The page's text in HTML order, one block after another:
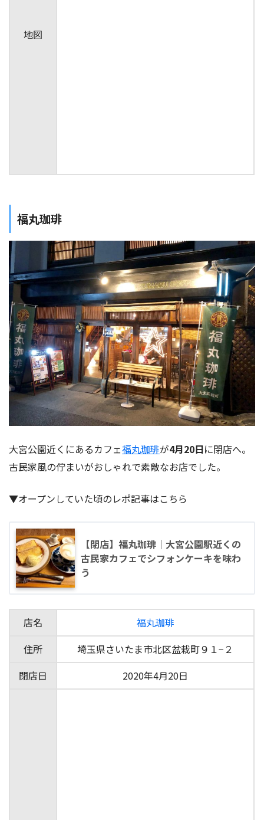
地図
福丸珈琲
大宮公園近くにあるカフェ福丸珈琲が4月20日に閉店へ。
古民家風の佇まいがおしゃれで素敵なお店でした。
▼オープンしていた頃のレポ記事はこちら
【閉店】福丸珈琲｜大宮公園駅近くの
古民家カフェでシフォンケーキを味わ
う
店名
福丸珈琲
住所
埼玉県さいたま市北区盆栽町９１−２
閉店日
2020年4月20日